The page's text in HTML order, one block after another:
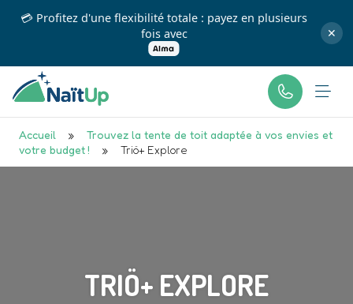
💳 Profitez d'une flexibilité totale : payez en plusieurs
fois avec
✕
Accueil »
Trouvez la tente de toit adaptée à vos envies et
votre budget !
» Triö+ Explore
TRIÖ+ EXPLORE